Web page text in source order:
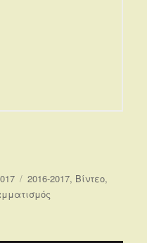
Κατηγορίες
2016-2017, Βίντεο,